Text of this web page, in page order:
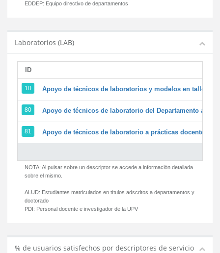
EDDEP: Equipo directivo de departamentos
Laboratorios (LAB)
ID
10 Apoyo de técnicos de laboratorios y modelos en
80 Apoyo de técnicos de laboratorio del Departamento a la
81 Apoyo de técnicos de laboratorio a prácticas docentes y
NOTA: Al pulsar sobre un descriptor se accede a información detallada
sobre el mismo.
ALUD: Estudiantes matriculados en títulos adscritos a departamentos y
doctorado
PDI: Personal docente e investigador de la UPV
% de usuarios satisfechos por descriptores de servicio